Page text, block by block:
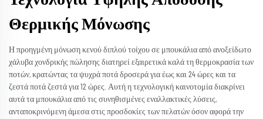
Θερμικής Μόνωσης
Η προηγμένη μόνωση κενού διπλού τοίχου σε μπουκάλια από ανοξείδωτο
χάλυβα χονδρικής πώλησης διατηρεί εξαιρετικά καλά τη θερμοκρασία των
ποτών, κρατώντας τα ψυχρά ποτά δροσερά για έως και 24 ώρες και τα
ζεστά ποτά ζεστά για 12 ώρες. Αυτή η τεχνολογική καινοτομία διακρίνει
αυτά τα μπουκάλια από τις συνηθισμένες εναλλακτικές λύσεις,
ανταποκρινόμενη άμεσα στις προσδοκίες των πελατών όσον αφορά την